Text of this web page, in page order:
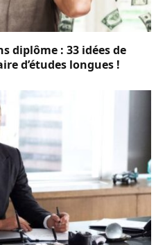
diplôme : 33 idées de
d’études longues !